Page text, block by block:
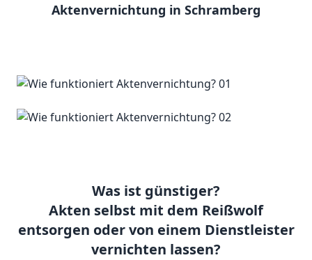
Aktenvernichtung in Schramberg
Was ist günstiger?
Akten selbst mit dem Reißwolf
entsorgen oder von einem Dienstleister
vernichten lassen?